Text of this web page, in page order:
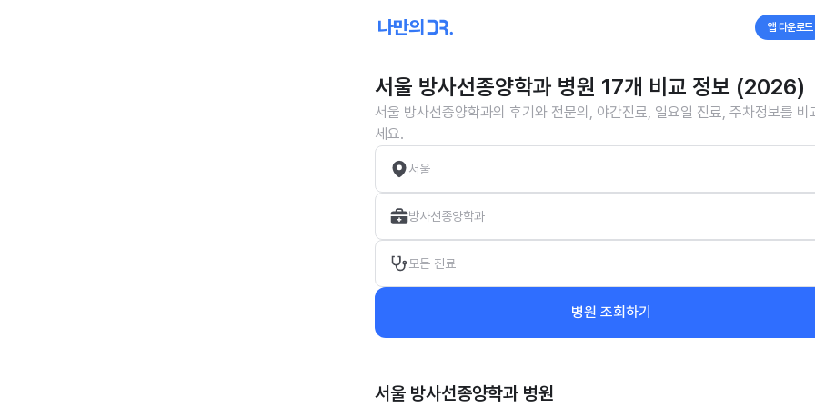
앱 다운로드
서울 방사선종양학과 병원 17개 비교 정보 (2026)
서울 방사선종양학과의 후기와 전문의, 야간진료, 일요일 진료, 주차정보를 비
세요.
서울
방사선종양학과
모든 진료
병원 조회하기
서울 방사선종양학과 병원